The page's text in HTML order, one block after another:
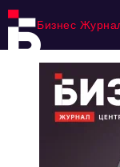
Бизнес